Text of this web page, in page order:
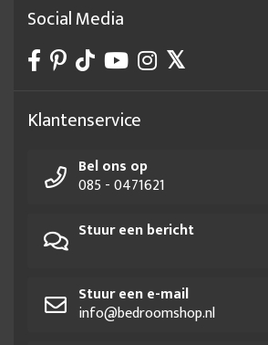
Social Media
Klantenservice
Bel ons op
085 - 0471621
Stuur een bericht
Stuur een e-mail
info@bedroomshop.nl